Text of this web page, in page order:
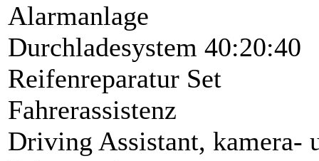
Alarmanlage
Durchladesystem 40:20:40
Reifenreparatur Set
Fahrerassistenz
Driving Assistant, kamera-